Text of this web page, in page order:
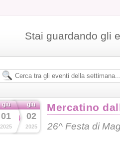
Stai guardando gli
giu
01
2025
giu
02
2025
Mercatino
26^ Festa di